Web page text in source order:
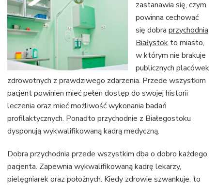
zastanawia się, czym
powinna cechować
się dobra przychodnia
Białystok to miasto,
w którym nie brakuje
publicznych placówek
zdrowotnych z prawdziwego zdarzenia. Przede wszystkim
pacjent powinien mieć pełen dostęp do swojej historii
leczenia oraz mieć możliwość wykonania badań
profilaktycznych. Ponadto przychodnie z Białegostoku
dysponują wykwalifikowaną kadrą medyczną.
Dobra przychodnia przede wszystkim dba o dobro każdego
pacjenta. Zapewnia wykwalifikowaną kadrę lekarzy,
pielęgniarek oraz położnych. Kiedy zdrowie szwankuje, to